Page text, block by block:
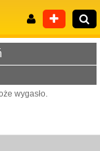
wygasło.